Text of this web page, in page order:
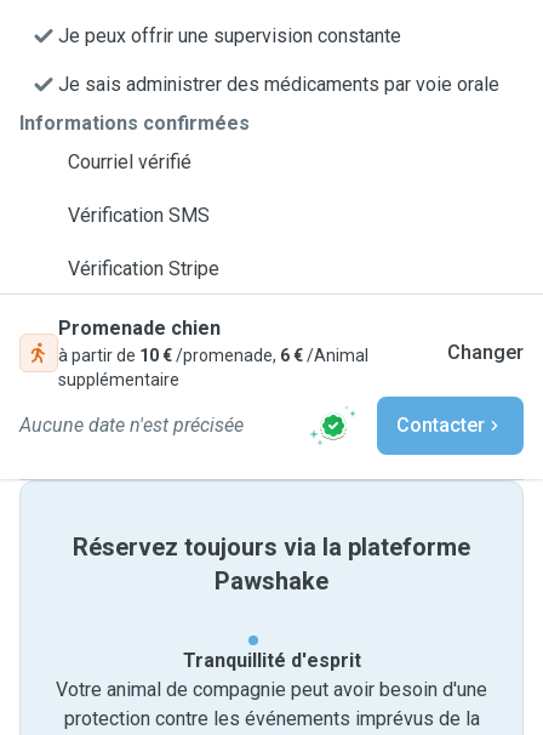
Je peux offrir une supervision constante
Je sais administrer des médicaments par voie orale
Informations confirmées
Courriel vérifié
Vérification SMS
Vérification Stripe
Promenade chien
à partir de 10 €/promenade, 6 €/Animal
supplémentaire
Changer
Aucune date n'est précisée Contacter
Réservez toujours via la plateforme
Pawshake
Tranquillité d'esprit
Votre animal de compagnie peut avoir besoin d'une
protection contre les événements imprévus de la